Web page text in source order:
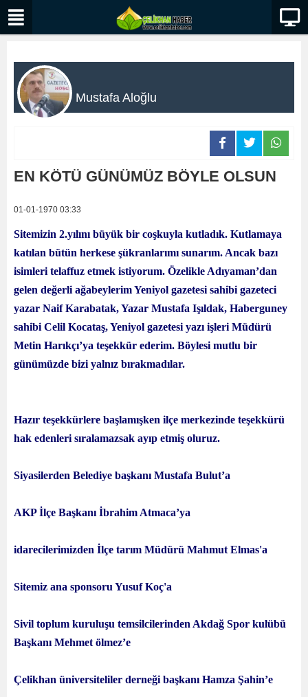
Mustafa Aloğlu
EN KÖTÜ GÜNÜMÜZ BÖYLE OLSUN
01-01-1970 03:33
Sitemizin 2.yılını büyük bir coşkuyla kutladık. Kutlamaya
katılan bütün herkese şükranlarımı sunarım. Ancak bazı
isimleri telaffuz etmek istiyorum. Özelikle Adıyaman’dan
gelen değerli ağabeylerim Yeniyol gazetesi sahibi gazeteci
yazar Naif Karabatak, Yazar Mustafa Işıldak, Haberguney
sahibi Celil Kocataş, Yeniyol gazetesi yazı işleri Müdürü
Metin Harıkçı’ya teşekkür ederim. Böylesi mutlu bir
günümüzde bizi yalnız bırakmadılar.
Hazır teşekkürlere başlamışken ilçe merkezinde teşekkürü
hak edenleri sıralamazsak ayıp etmiş oluruz.
Siyasilerden Belediye başkanı Mustafa Bulut’a
AKP İlçe Başkanı İbrahim Atmaca’ya
idarecilerimizden İlçe tarım Müdürü Mahmut Elmas'a
Sitemiz ana sponsoru Yusuf Koç'a
Sivil toplum kuruluşu temsilcilerinden Akdağ Spor kulübü
Başkanı Mehmet ölmez’e
Çelikhan üniversiteliler derneği başkanı Hamza Şahin’e